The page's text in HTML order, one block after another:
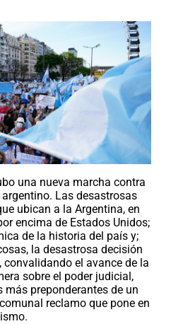
una nueva marcha contra
Las desastrosas
ubican a la Argentina, en
encima de Estados Unidos;
de la historia del país y;
la desastrosa decisión
convalidando el avance de la
sobre el poder judicial,
preponderantes de un
reclamo que pone en